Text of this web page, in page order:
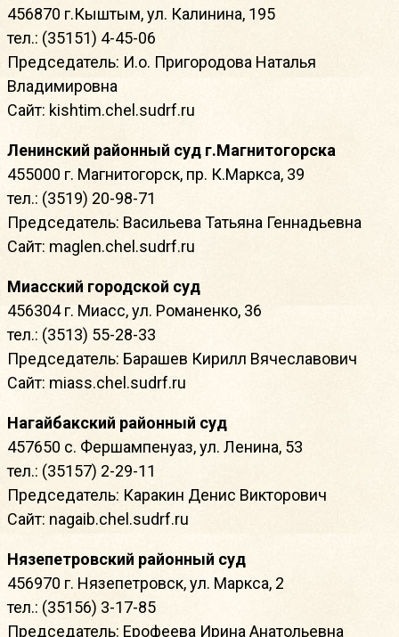
456870 г.Кыштым, ул. Калинина, 195
тел.: (35151) 4-45-06
Председатель: И.о. Пригородова Наталья
Владимировна
Сайт: kishtim.chel.sudrf.ru
Ленинский районный суд г.Магнитогорска
455000 г. Магнитогорск, пр. К.Маркса, 39
тел.: (3519) 20-98-71
Председатель: Васильева Татьяна Геннадьевна
Сайт: maglen.chel.sudrf.ru
Миасский городской суд
456304 г. Миасс, ул. Романенко, 36
тел.: (3513) 55-28-33
Председатель: Барашев Кирилл Вячеславович
Сайт: miass.chel.sudrf.ru
Нагайбакский районный суд
457650 с. Фершампенуаз, ул. Ленина, 53
тел.: (35157) 2-29-11
Председатель: Каракин Денис Викторович
Сайт: nagaib.chel.sudrf.ru
Нязепетровский районный суд
456970 г. Нязепетровск, ул. Маркса, 2
тел.: (35156) 3-17-85
Председатель: Ерофеева Ирина Анатольевна